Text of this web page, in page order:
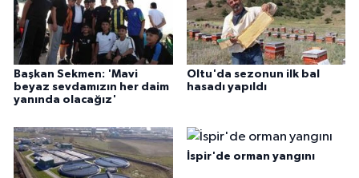
Başkan Sekmen: 'Mavi
beyaz sevdamızın her daim
yanında olacağız'
Oltu'da sezonun ilk bal
hasadı yapıldı
İspir'de orman yangını